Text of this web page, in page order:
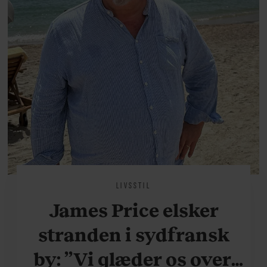
LIVSSTIL
James Price elsker
stranden i sydfransk
by: ”Vi glæder os over,